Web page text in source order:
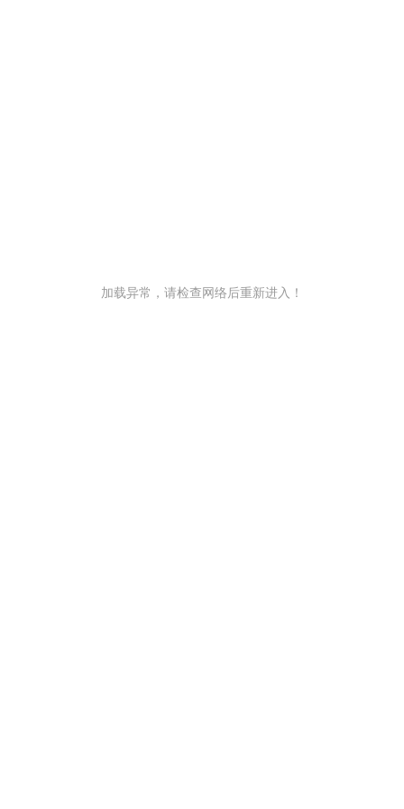
加载异常，请检查网络后重新进入！